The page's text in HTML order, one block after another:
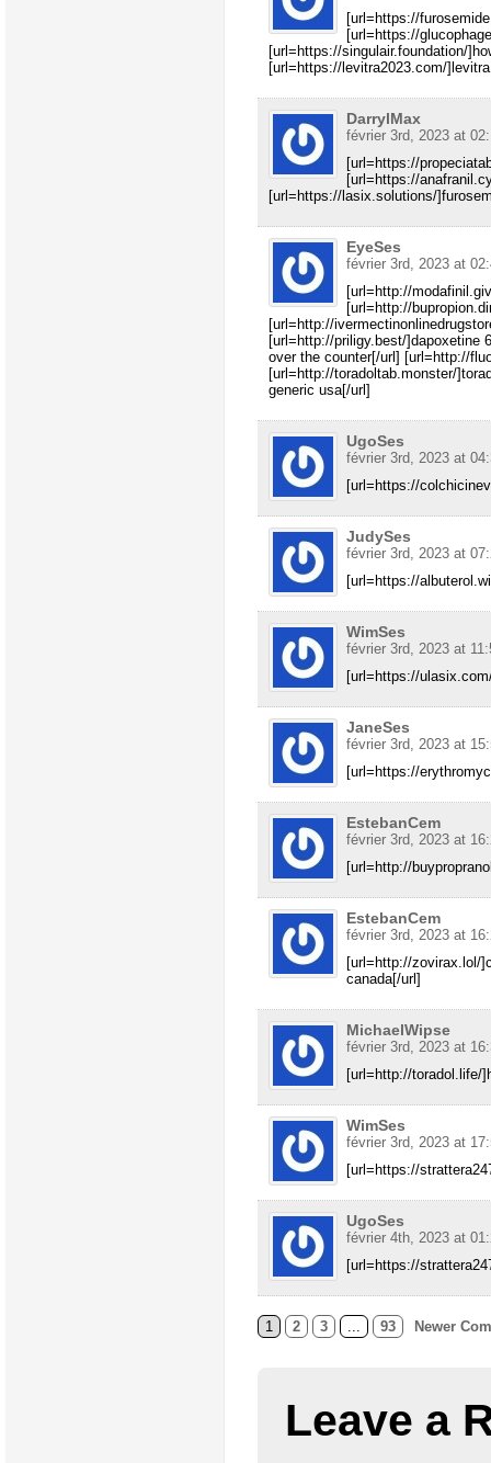
[url=https://
[url=https://
[url=https://singulair.foundation/
[url=https://levitra2023.com/
DarrylMax
février 3rd, 2023 at
[url=https://
[url=https://
[url=https://lasix.solutions/
EyeSes
février 3rd, 2023 at
[url=http://
[url=http://
[url=http://
[url=http://priligy.best/]dapoxetine
over the counter[/url] [url=http://
[url=http://toradoltab.monster/
generic usa[/url]
UgoSes
février 3rd, 2023 at
[url=https://
JudySes
février 3rd, 2023 at
[url=https://
WimSes
février 3rd, 2023 at
[url=https://
JaneSes
février 3rd, 2023 at
[url=https://
EstebanCem
février 3rd, 2023 at
[url=http://
EstebanCem
février 3rd, 2023 at
[url=http://zovirax.lol/
canada[/url]
MichaelWipse
février 3rd, 2023 at
[url=http://toradol.life/
WimSes
février 3rd, 2023 at
[url=https://
UgoSes
février 4th, 2023 at
[url=https://
1 2 3 93 Newer
Leave a